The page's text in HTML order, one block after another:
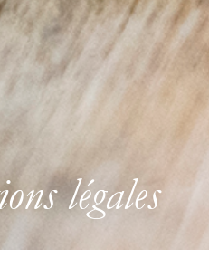
légales